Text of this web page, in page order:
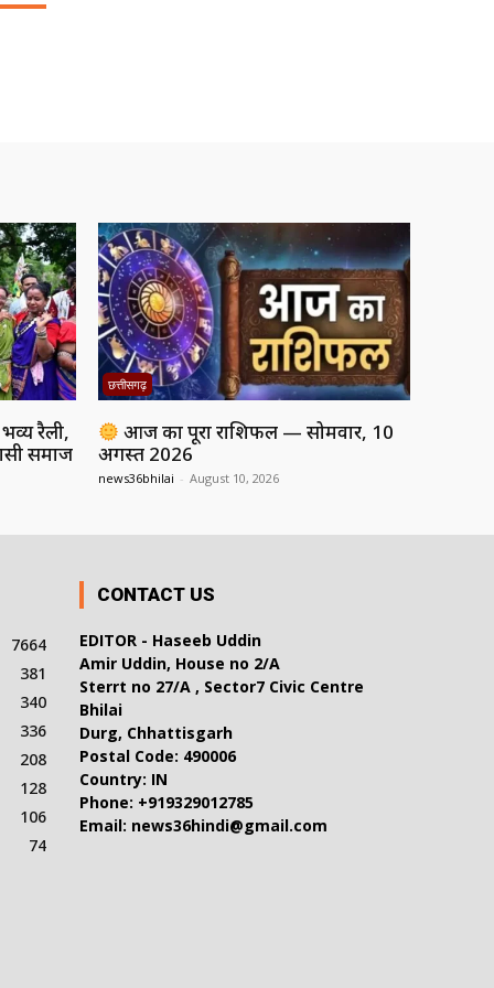
रैली,
समाज
छत्तीसगढ़
आज का पूरा राशिफल — सोमवार, 10
अगस्त 2026
news36bhilai - August 10, 2026
7664
381
340
336
208
128
106
74
CONTACT US
EDITOR - Haseeb Uddin
Amir Uddin, House no 2/A
Sterrt no 27/A , Sector7 Civic Centre
Bhilai
Durg, Chhattisgarh
Postal Code: 490006
Country: IN
Phone: +919329012785
Email: news36hindi@gmail.com